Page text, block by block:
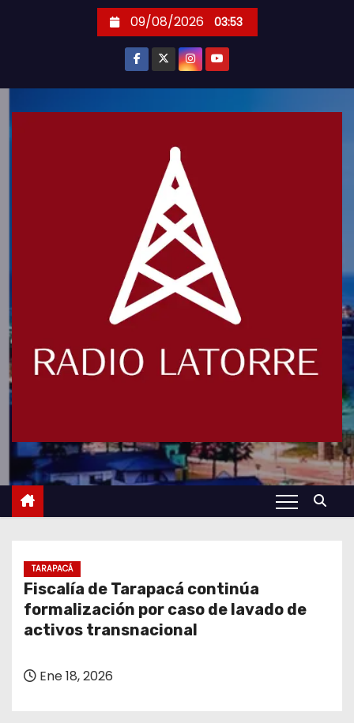
09/08/2026 03:53
TARAPACÁ
Fiscalía de Tarapacá continúa
formalización por caso de lavado de
activos transnacional
Ene 18, 2026